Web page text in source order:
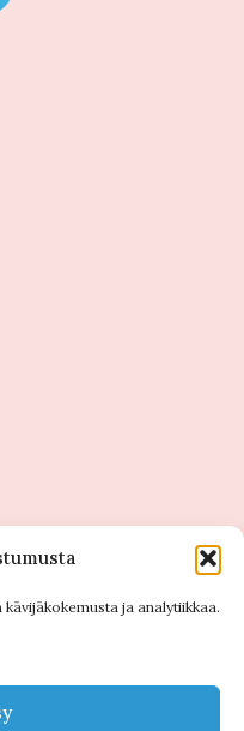
ja analytiikkaa.